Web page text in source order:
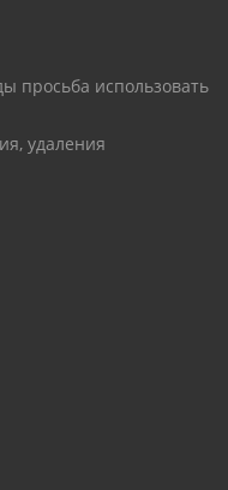
просьба использовать
удаления